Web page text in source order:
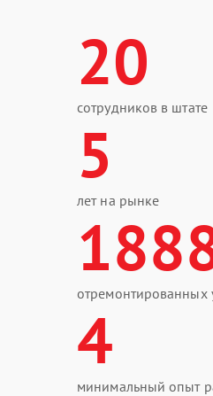
20
сотрудников в штате
5
лет на рынке
отремонтированных
4
минимальный опыт